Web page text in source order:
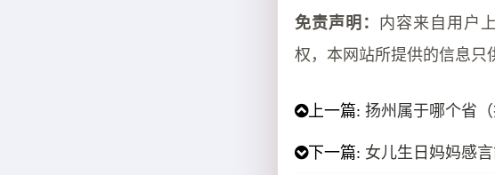
免责声明： 内容来自用户
权，本网站所提供的信息只
上一篇:扬州属于哪个省（
下一篇: 女儿生日妈妈感